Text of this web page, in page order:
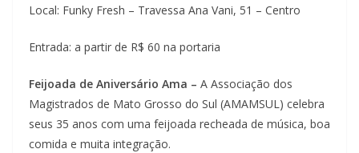
Local: Funky Fresh – Travessa Ana Vani, 51 – Centro
Entrada: a partir de R$ 60 na portaria
Feijoada de Aniversário Ama – A Associação dos
Magistrados de Mato Grosso do Sul (AMAMSUL) celebra
seus 35 anos com uma feijoada recheada de música, boa
comida e muita integração.